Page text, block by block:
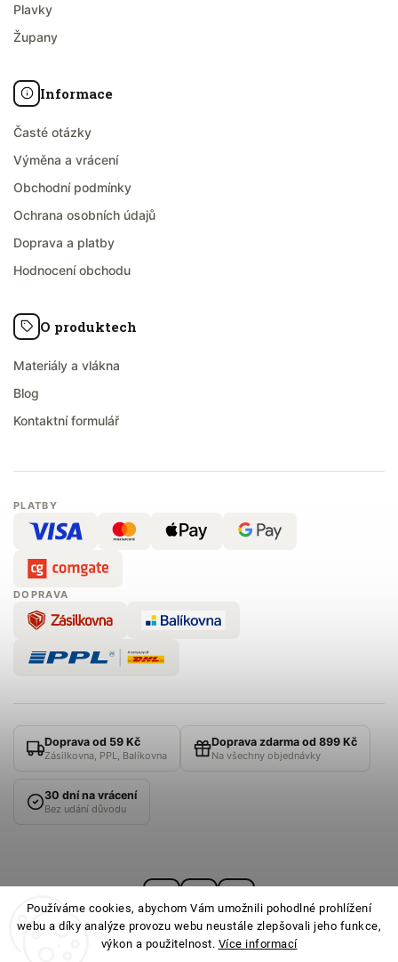
Používáme cookies, abychom Vám umožnili pohodlné prohlížení
webu a díky analýze provozu webu neustále zlepšovali jeho funkce,
výkon a použitelnost. Více informací
Plavky
Župany
Informace
Časté otázky
Výměna a vrácení
Obchodní podmínky
Ochrana osobních údajů
Doprava a platby
Hodnocení obchodu
O produktech
Materiály a vlákna
Blog
Kontaktní formulář
PLATBY
DOPRAVA
Doprava od 59 Kč
Zásilkovna, PPL, Balíkovna
Doprava zdarma od 899 Kč
Na všechny objednávky
30 dní na vrácení
Bez udání důvodu